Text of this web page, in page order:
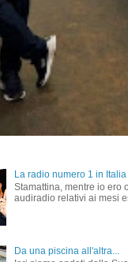
La radio numero 1 in
Stamattina, mentre io ero
audiradio relativi ai mesi
Da una piscina all'altra...